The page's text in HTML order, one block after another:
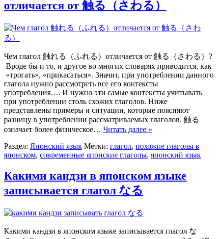
отличается от 触る（さわる）
Чем глагол 触れる（ふれる）отличается от 触る（さわる）?
Вроде бы и то, и другое во многих словарях приводится, как
«трогать», «прикасаться». Значит, при употреблении данного
глагола нужно рассмотреть все его контексты
употребления…. И нужно эти самые контексты учитывать
при употреблении столь схожих глаголов. Ниже
представлены примеры и ситуации, которые поясняют
разницу в употреблении рассматриваемых глаголов. 触る
означает более физическое… Читать далее »
Раздел: Японский язык Метки: глагол, похожие глаголы в
японском, современные японские глаголы, японский язык
Какими кандзи в японском языке
записывается глагол なる
Какими кандзи в японском языке записывается глагол な